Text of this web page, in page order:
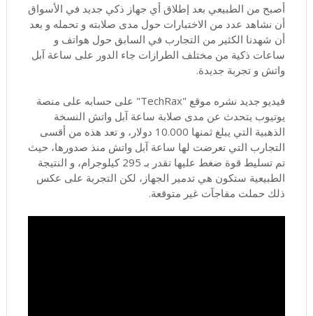
أصبح من الطبيعي بعد إطلاق أي جهاز ذكي جديد في الأسواق
أن نشاهد عدد من الاختبارات حول مدى صلابته و تحمله و بعد
أن شهدنا الكثير من التجارب في السابق حول هواتف و
ساعات ذكية من مختلف الطرازات جاء الدور على ساعة آبل
واتش و تجربة جديدة.
فيديو جديد نشره موقع "TechRax" على حسابه على منصة
يوتيوب يتحدث عن مدى صلابة ساعة آبل واتش النسخة
الذهبية التي يبلغ ثمنها 10.000 دولار، و تعد هذه من أقسى
التجارب التي تعرضت لها ساعة آبل واتش منذ صدورها، حيث
تم تسليط قوة ضغط عليها تقدر بـ 295 كيلوجرام، و النتيجة
الطبيعية ستكون هي تدمير الجهاز، لكن التجربة على عكس
ذلك حملت مفاجآت غير متوقعة.